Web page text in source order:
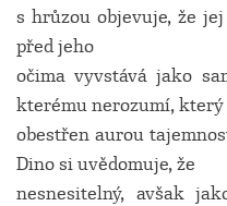
s hrůzou objevuje, že
před jeho
očima vyvstává jako
kterému nerozumí, který
obestřen aurou
Dino si uvědomuje, že
nesnesitelný, avšak